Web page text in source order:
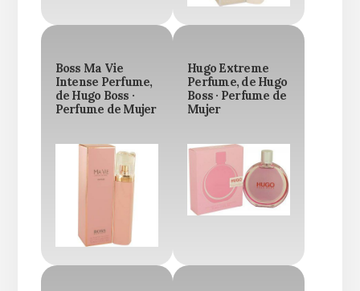
Boss Ma Vie
Intense Perfume,
de Hugo Boss ·
Perfume de Mujer
Hugo Extreme
Perfume, de Hugo
Boss · Perfume de
Mujer